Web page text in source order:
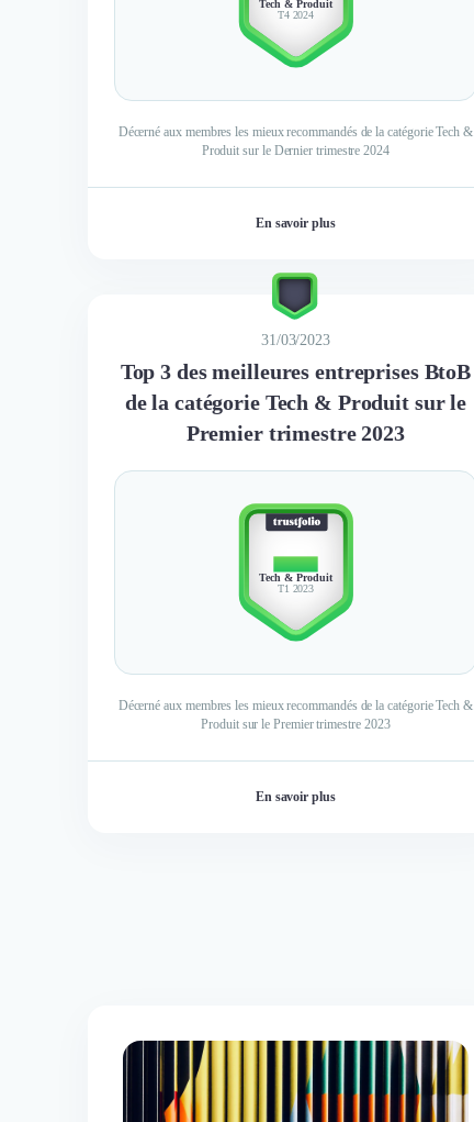
T4 2024
Décerné aux membres les mieux recommandés de la catégorie Tech &
Produit sur le Dernier trimestre 2024
En savoir plus
31/03/2023
Top 3 des meilleures entreprises BtoB
de la catégorie Tech & Produit sur le
Premier trimestre 2023
TOP 3
Tech & Produit
T1 2023
Décerné aux membres les mieux recommandés de la catégorie Tech &
Produit sur le Premier trimestre 2023
En savoir plus